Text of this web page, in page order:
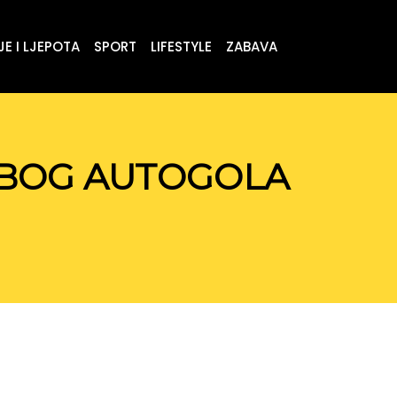
I LJEPOTA SPORT LIFESTYLE ZABAVA
AUTOGOLA